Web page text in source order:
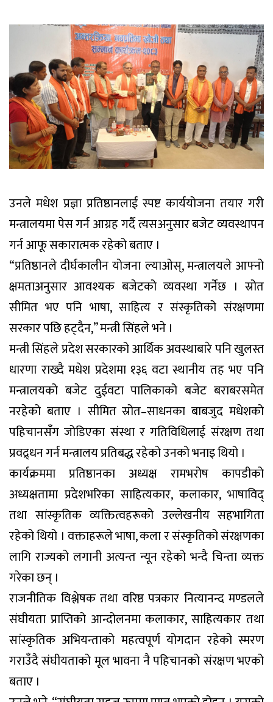
उनले मधेश प्रज्ञा प्रतिष्ठानलाई स्पष्ट कार्ययोजना तयार गरी
मन्त्रालयमा पेस गर्न आग्रह गर्दै त्यसअनुसार बजेट व्यवस्थापन
गर्न आफू सकारात्मक रहेको बताए ।
“प्रतिष्ठानले दीर्घकालीन योजना ल्याओस्, मन्त्रालयले आफ्नो
क्षमताअनुसार आवश्यक बजेटको व्यवस्था गर्नेछ । स्रोत
सीमित भए पनि भाषा, साहित्य र संस्कृतिको संरक्षणमा
सरकार पछि हट्दैन,” मन्त्री सिंहले भने ।
मन्त्री सिंहले प्रदेश सरकारको आर्थिक अवस्थाबारे पनि खुलस्त
धारणा राख्दै मधेश प्रदेशमा १३६ वटा स्थानीय तह भए पनि
मन्त्रालयको बजेट दुईवटा पालिकाको बजेट बराबरसमेत
नरहेको बताए । सीमित स्रोत–साधनका बाबजुद मधेशको
पहिचानसँग जोडिएका संस्था र गतिविधिलाई संरक्षण तथा
प्रवद्र्धन गर्न मन्त्रालय प्रतिबद्ध रहेको उनको भनाइ थियो ।
कार्यक्रममा प्रतिष्ठानका अध्यक्ष रामभरोष कापडीको
अध्यक्षतामा प्रदेशभरिका साहित्यकार, कलाकार, भाषाविद्
तथा सांस्कृतिक व्यक्तित्वहरूको उल्लेखनीय सहभागिता
रहेको थियो । वक्ताहरूले भाषा, कला र संस्कृतिको संरक्षणका
लागि राज्यको लगानी अत्यन्त न्यून रहेको भन्दै चिन्ता व्यक्त
गरेका छन् ।
राजनीतिक विश्लेषक तथा वरिष्ठ पत्रकार नित्यानन्द मण्डलले
संघीयता प्राप्तिको आन्दोलनमा कलाकार, साहित्यकार तथा
सांस्कृतिक अभियन्ताको महत्वपूर्ण योगदान रहेको स्मरण
गराउँदै संघीयताको मूल भावना नै पहिचानको संरक्षण भएको
बताए ।